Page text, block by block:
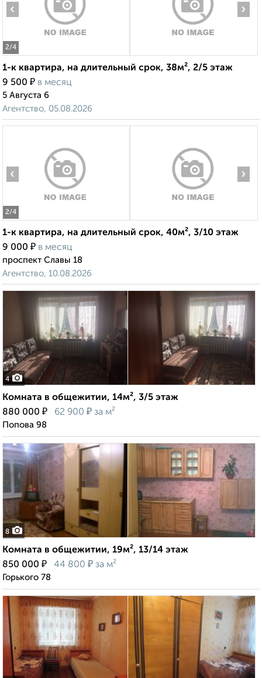
2/4
‹ ›
1-к квартира, на длительный срок, 38м², 2/5 этаж
9 500 ₽ в месяц
5 Августа 6
Агентство, 05.08.2026
2/4
‹ ›
1-к квартира, на длительный срок, 40м², 3/10 этаж
9 000 ₽ в месяц
проспект Славы 18
Агентство, 10.08.2026
4
Комната в общежитии, 14м², 3/5 этаж
880 000 ₽ 62 900 ₽ за м²
Попова 98
8
Комната в общежитии, 19м², 13/14 этаж
850 000 ₽ 44 800 ₽ за м²
Горького 78